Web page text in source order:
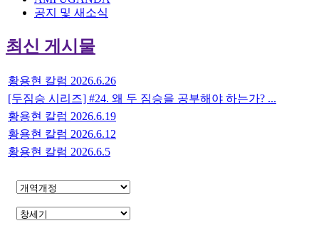
공지 및 새소식
최신 게시물
황용현 칼럼 2026.6.26
[두짐승 시리즈] #24. 왜 두 짐승을 공부해야 하는가? ...
황용현 칼럼 2026.6.19
황용현 칼럼 2026.6.12
황용현 칼럼 2026.6.5